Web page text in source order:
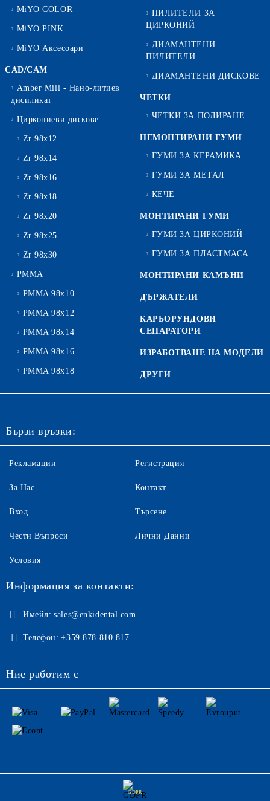
MiYO COLOR
MiYO PINK
MiYO Аксесоари
CAD/CAM
Amber Mill - Нано-литиев
дисиликат
Циркониеви дискове
Zr 98x12
Zr 98x14
Zr 98x16
Zr 98x18
Zr 98x20
Zr 98x25
Zr 98x30
PMMA
PMMA 98x10
PMMA 98x12
PMMA 98x14
PMMA 98x16
PMMA 98x18
ПИЛИТЕЛИ ЗА
ЦИРКОНИЙ
ДИАМАНТЕНИ
ПИЛИТЕЛИ
ДИАМАНТЕНИ ДИСКОВЕ
ЧЕТКИ
ЧЕТКИ ЗА ПОЛИРАНЕ
НЕМОНТИРАНИ ГУМИ
ГУМИ ЗА КЕРАМИКА
ГУМИ ЗА МЕТАЛ
КЕЧЕ
МОНТИРАНИ ГУМИ
ГУМИ ЗА ЦИРКОНИЙ
ГУМИ ЗА ПЛАСТМАСА
МОНТИРАНИ КАМЪНИ
ДЪРЖАТЕЛИ
КАРБОРУНДОВИ
СЕПАРАТОРИ
ИЗРАБОТВАНЕ НА МОДЕЛИ
ДРУГИ
Бързи връзки:
Рекламации
За Нас
Вход
Чести Въпроси
Регистрация
Контакт
Търсене
Лични Данни
Условия
Информация за контакти:
Имейл: sales@enkidental.com
Телефон: +359 878 810 817
Ние работим с
GDPR